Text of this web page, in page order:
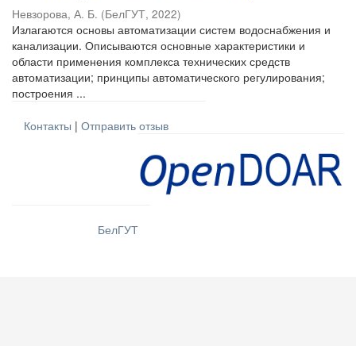
Невзорова, А. Б. (БелГУТ, 2022)
Излагаются основы автоматизации систем водоснабжения и
канализации. Описываются основные характеристики и
области применения комплекса технических средств
автоматизации; принципы автоматического регулирования;
построения ...
Контакты | Отправить отзыв
БелГУТ